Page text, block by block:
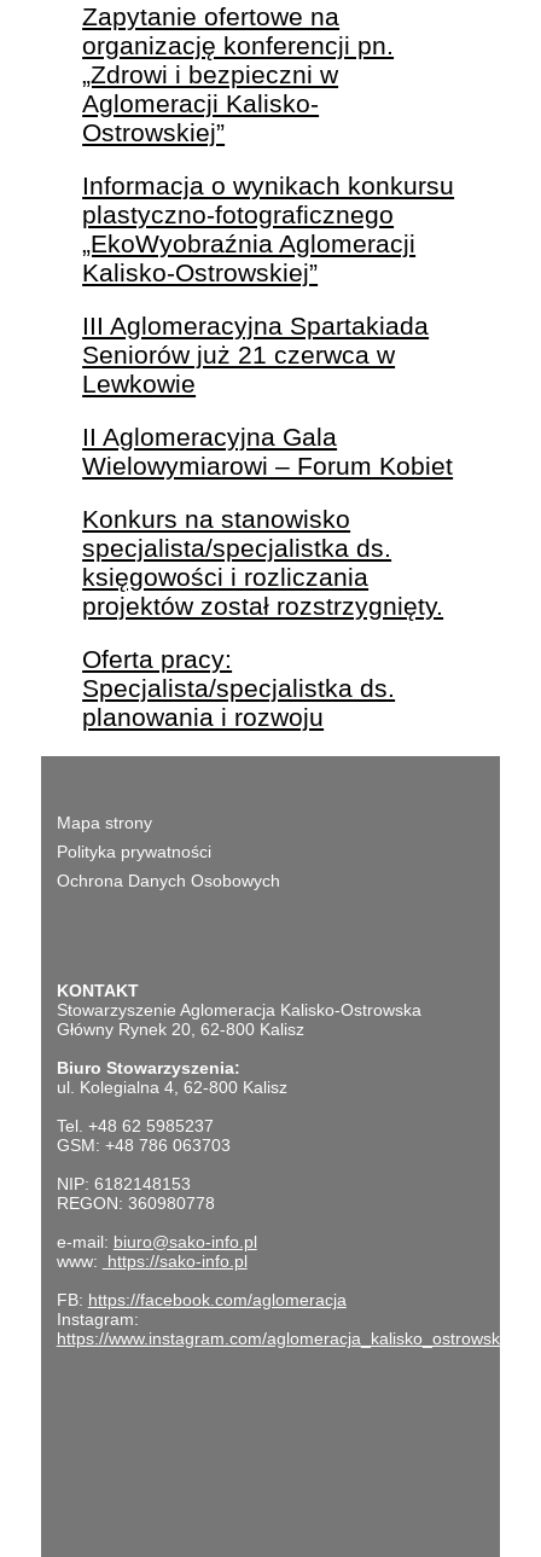
Zapytanie ofertowe na
organizację konferencji pn.
„Zdrowi i bezpieczni w
Aglomeracji Kalisko-
Ostrowskiej”
Informacja o wynikach konkursu
plastyczno-fotograficznego
„EkoWyobraźnia Aglomeracji
Kalisko-Ostrowskiej”
III Aglomeracyjna Spartakiada
Seniorów już 21 czerwca w
Lewkowie
II Aglomeracyjna Gala
Wielowymiarowi – Forum Kobiet
Konkurs na stanowisko
specjalista/specjalistka ds.
księgowości i rozliczania
projektów został rozstrzygnięty.
Oferta pracy:
Specjalista/specjalistka ds.
planowania i rozwoju
Mapa strony
Polityka prywatności
Ochrona Danych Osobowych
KONTAKT
Stowarzyszenie Aglomeracja Kalisko-Ostrowska
Główny Rynek 20, 62-800 Kalisz
Biuro Stowarzyszenia:
ul. Kolegialna 4, 62-800 Kalisz
Tel. +48 62 5985237
GSM: +48 786 063703
NIP: 6182148153
REGON: 360980778
e-mail: biuro@sako-info.pl
www:
https://sako-info.pl
FB: https://facebook.com/aglomeracja
Instagram:
https://www.instagram.com/aglomeracja_kalisko_ostrowska/